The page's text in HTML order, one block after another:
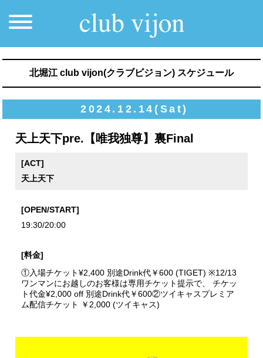
北堀江 club vijon(クラブビジョン) スケジュール
2024.12.14(Sat)
天上天下pre.【唯我独尊】裏Final
[ACT]
天上天下
[OPEN/START]
19:30/20:00
[料金]
①入場チケット¥2,400 別途Drink代￥600 (TIGET) ※12/13
ワンマンにお越しのお客様は専用チケット提示で、 チケッ
ト代金¥2,000 off 別途Drink代￥600②ツイキャスプレミア
ム配信チケット ￥2,000 (ツイキャス)